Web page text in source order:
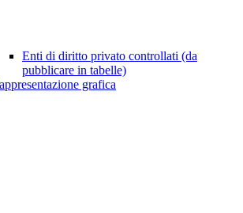
Enti di diritto privato controllati (da
pubblicare in tabelle)
grafica